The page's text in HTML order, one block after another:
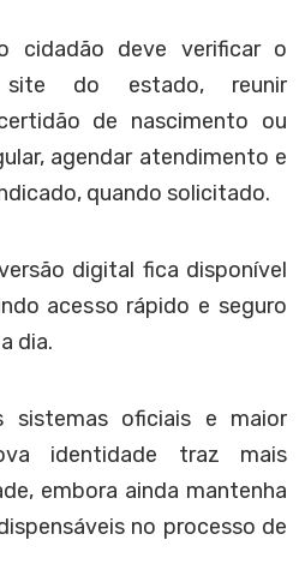
cidadão deve verificar o
site do estado, reunir
de nascimento ou
agendar atendimento e
quando solicitado.
digital fica disponível
acesso rápido e seguro
dia.
sistemas oficiais e maior
identidade traz mais
embora ainda mantenha
no processo de